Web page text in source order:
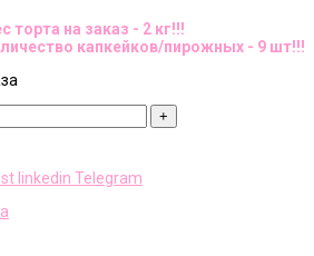
торта на заказ - 2 кг!!!
капкейков/пирожных - 9 шт!!!
linkedin Telegram